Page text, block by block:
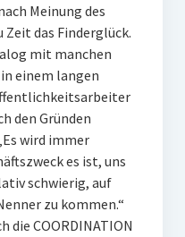
Meinung des
das Finderglück.
mit manchen
einem langen
den Gründen
wird immer
es ist, uns
schwierig, auf
zu kommen.“
COORDINATION